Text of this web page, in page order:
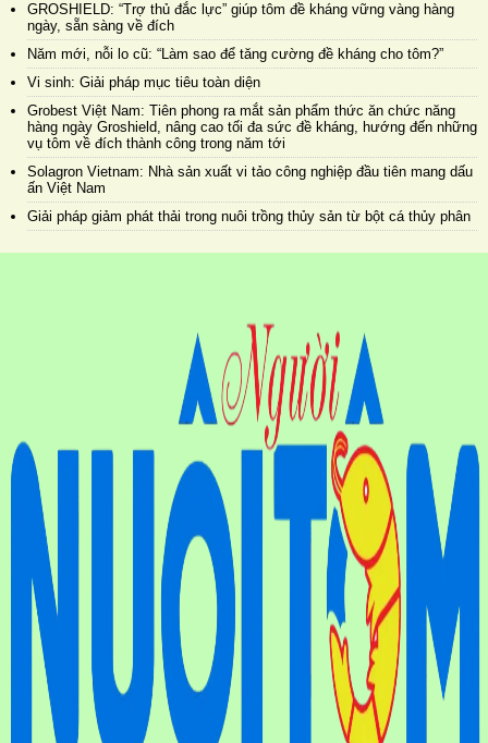
GROSHIELD: “Trợ thủ đắc lực” giúp tôm đề kháng vững vàng hàng
ngày, sẵn sàng về đích
Năm mới, nỗi lo cũ: “Làm sao để tăng cường đề kháng cho tôm?”
Vi sinh: Giải pháp mục tiêu toàn diện
Grobest Việt Nam: Tiên phong ra mắt sản phẩm thức ăn chức năng
hàng ngày Groshield, nâng cao tối đa sức đề kháng, hướng đến những
vụ tôm về đích thành công trong năm tới
Solagron Vietnam: Nhà sản xuất vi tảo công nghiệp đầu tiên mang dấu
ấn Việt Nam
Giải pháp giảm phát thải trong nuôi trồng thủy sản từ bột cá thủy phân